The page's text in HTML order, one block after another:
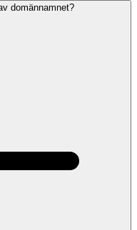
domännamnet?